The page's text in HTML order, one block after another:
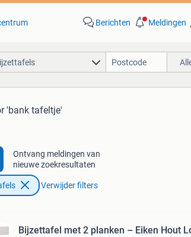
Berichten Meldingen
'bank tafeltje'
Ontvang meldingen van
nieuwe zoekresultaten
Verwijder filters
Bijzettafel met 2 planken – Eiken Hout